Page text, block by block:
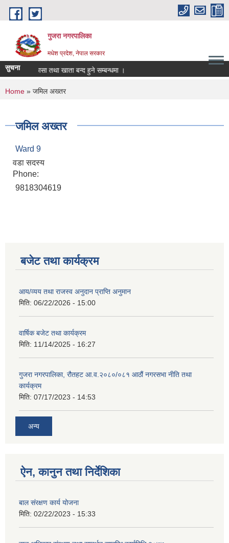
Skip to main content
गुजरा नगरपालिका
मधेश प्रदेश, नेपाल सरकार
सुचनानिकासा तथा खाता बन्द हुने सम्बन्धमा ।
You are here
Home » जमिल अख्तर
जमिल अख्तर
Ward 9
वडा सदस्य
Phone:
9818304619
बजेट तथा कार्यक्रम
आय/व्यय तथा राजस्व अनुदान प्राप्ति अनुमान
मिति: 06/22/2026 - 15:00
वार्षिक बजेट तथा कार्यक्रम
मिति: 11/14/2025 - 16:27
गुजरा नगरपालिका, रौतहट आ.व.२०८०/०८१ आठौं नगरसभा नीति तथा
कार्यक्रम
मिति: 07/17/2023 - 14:53
अन्य
ऐन, कानुन तथा निर्देशिका
बाल संरक्षण कार्य योजना
मिति: 02/22/2023 - 15:33